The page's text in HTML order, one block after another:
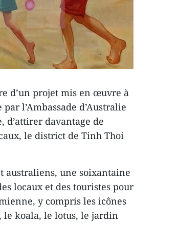
d’un projet mis en œuvre à
l’Ambassade d’Australie
d’attirer davantage de
le district de Tinh Thoi
australiens, une soixantaine
locaux et des touristes pour
y compris les icônes
le koala, le lotus, le jardin